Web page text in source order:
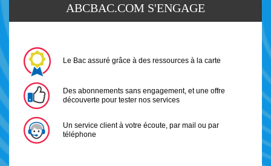
ABCBAC.COM S'ENGAGE
Le Bac assuré grâce à des ressources à la carte
Des abonnements sans engagement, et une offre
découverte pour tester nos services
Un service client à votre écoute, par mail ou par
téléphone